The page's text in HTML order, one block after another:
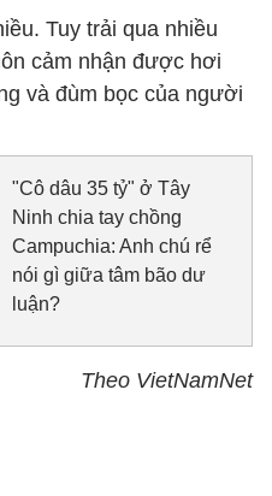
Tuy trải qua nhiều
cảm nhận được hơi
và đùm bọc của người
"Cô dâu 35 tỷ" ở Tây
Ninh chia tay chồng
Campuchia: Anh chú rể
nói gì giữa tâm bão dư
luận?
Theo VietNamNet